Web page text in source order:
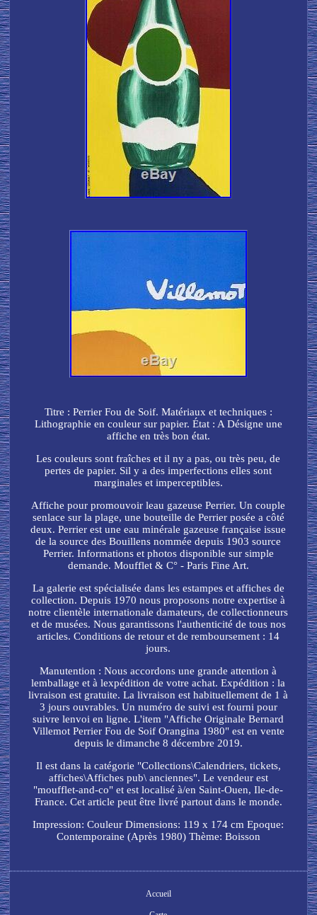
Titre : Perrier Fou de Soif. Matériaux et techniques :
Lithographie en couleur sur papier. État : A Désigne une
affiche en très bon état.
Les couleurs sont fraîches et il ny a pas, ou très peu, de
pertes de papier. Sil y a des imperfections elles sont
marginales et imperceptibles.
Affiche pour promouvoir leau gazeuse Perrier. Un couple
senlace sur la plage, une bouteille de Perrier posée a côté
deux. Perrier est une eau minérale gazeuse française issue
de la source des Bouillens nommée depuis 1903 source
Perrier. Informations et photos disponible sur simple
demande. Moufflet & C° - Paris Fine Art.
La galerie est spécialisée dans les estampes et affiches de
collection. Depuis 1970 nous proposons notre expertise à
notre clientèle internationale damateurs, de collectionneurs
et de musées. Nous garantissons l'authenticité de tous nos
articles. Conditions de retour et de remboursement : 14
jours.
Manutention : Nous accordons une grande attention à
lemballage et à lexpédition de votre achat. Expédition : la
livraison est gratuite. La livraison est habituellement de 1 à
3 jours ouvrables. Un numéro de suivi est fourni pour
suivre lenvoi en ligne. L'item "Affiche Originale Bernard
Villemot Perrier Fou de Soif Orangina 1980" est en vente
depuis le dimanche 8 décembre 2019.
Il est dans la catégorie "Collections\Calendriers, tickets,
affiches\Affiches pub\ anciennes". Le vendeur est
"moufflet-and-co" et est localisé à/en Saint-Ouen, Ile-de-
France. Cet article peut être livré partout dans le monde.
Impression: Couleur Dimensions: 119 x 174 cm Epoque:
Contemporaine (Après 1980) Thème: Boisson
Accueil